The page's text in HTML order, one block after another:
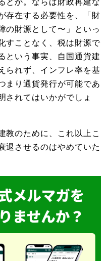
とか。ならば財政再建な
存在する必要性を、「財
の財源として〜」といっ
すことなく、税は財源で
という事実、自国通貨建
られず、インフレ率を基
まり通貨発行が可能であ
されてはいかがでしょ
のために、これ以上こ
退させるのはやめていた